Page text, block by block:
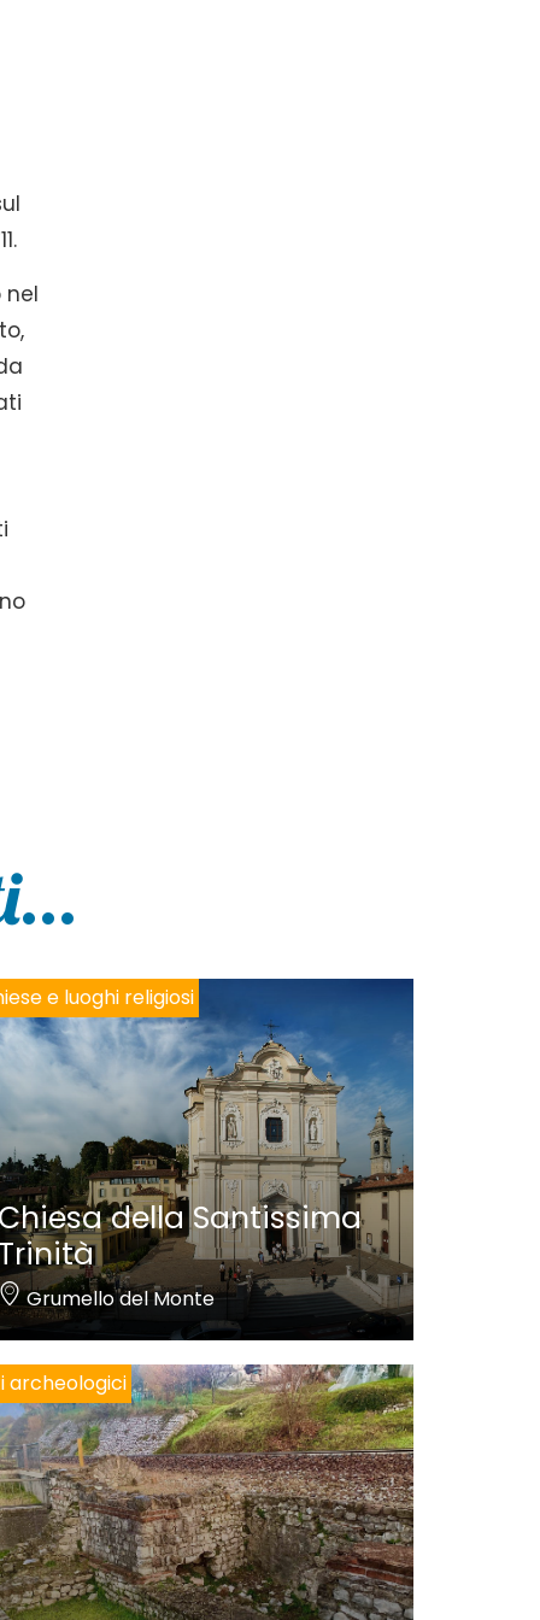
nel
e luoghi religiosi
Chiesa della Santissima
Trinità
Grumello del Monte
archeologici